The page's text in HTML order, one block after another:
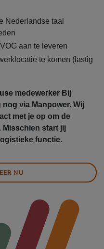
Nederlandse taal
aan te leveren
te komen (lastig
medewerker Bij
via Manpower. Wij
met je op om de
Misschien start jij
functie.
NU